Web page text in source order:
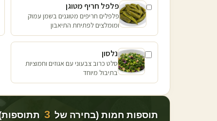
פלפל חריף מטוגן
פלפלים חריפים מטוגנים בשמן עמוק
ומומלצים לפתיחת התיאבון
נלסון
סלט כרוב צבעוני עם אגוזים וחמוציות
בתיבול מיוחד
תוספות חמות (בחירה של 3